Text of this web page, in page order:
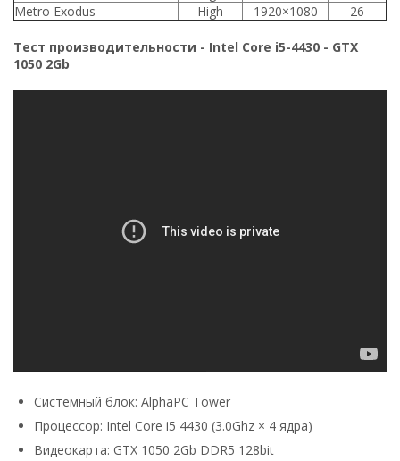
Metro Exodus
High 1920×1080 26
Тест производительности - Intel Core i5-4430 - GTX
1050 2Gb
Системный блок: AlphaPC Tower
Процессор: Intel Core i5 4430 (3.0Ghz × 4 ядра)
Видеокарта: GTX 1050 2Gb DDR5 128bit